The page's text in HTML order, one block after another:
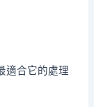
適合它的處理